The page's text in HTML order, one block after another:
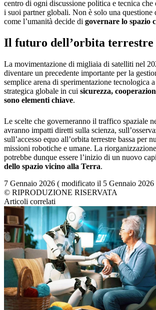
centro di ogni discussione politica e tecnica
i suoi partner globali. Non è solo una questione
come l’umanità decide di governare lo spazio
Il futuro dell’orbita terrestre
La movimentazione di migliaia di satelliti nel
diventare un precedente importante per la
semplice arena di sperimentazione tecnologica
strategica globale in cui sicurezza,
sono elementi chiave.
Le scelte che governeranno il traffico spaziale
avranno impatti diretti sulla scienza,
sull’accesso equo all’orbita terrestre bassa per
missioni robotiche e umane. La
potrebbe dunque essere l’inizio di un nuovo
dello spazio vicino alla Terra.
7 Gennaio 2026 ( modificato il 5 Gennaio 2026
© RIPRODUZIONE RISERVATA
Articoli correlati